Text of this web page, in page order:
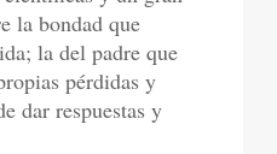
la bondad que
la del padre que
pérdidas y
dar respuestas y